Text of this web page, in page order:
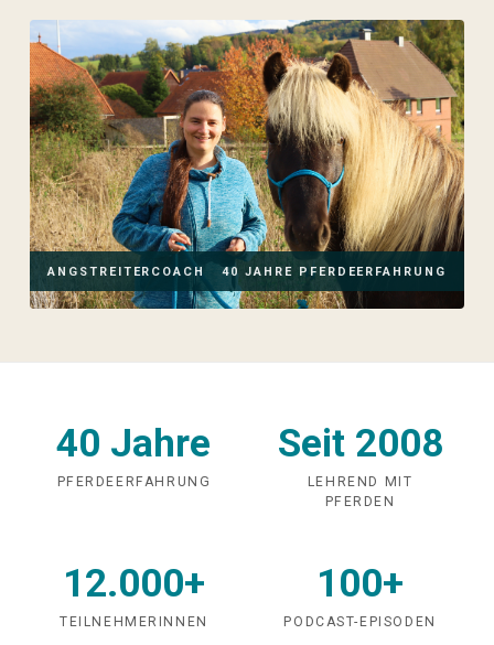
ANGSTREITERCOACH 40 JAHRE PFERDEERFAHRUNG
40 Jahre
PFERDEERFAHRUNG
Seit 2008
LEHREND MIT
PFERDEN
12.000+
TEILNEHMERINNEN
100+
PODCAST-EPISODEN